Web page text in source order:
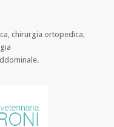
chirurgia ortopedica,